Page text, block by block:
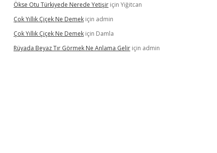
Ökse Otu Türkiyede Nerede Yetişir için Yiğitcan
Çok Yıllık Çiçek Ne Demek için admin
Çok Yıllık Çiçek Ne Demek için Damla
Rüyada Beyaz Tır Görmek Ne Anlama Gelir için admin